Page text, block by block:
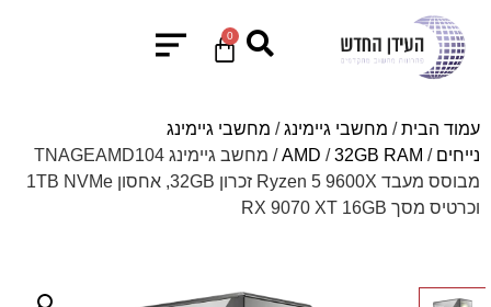
0
עמוד הבית/ מחשבי גיימינג/ מחשבי גיימינג
נייחים /
AMD /32GB RAM
/ מחשב גיימינג TNAGEAMD104
מבוסס מעבד Ryzen 5 9600X זכרון 32GB, אחסון 1TB NVMe
וכרטיס מסך RX 9070 XT 16GB